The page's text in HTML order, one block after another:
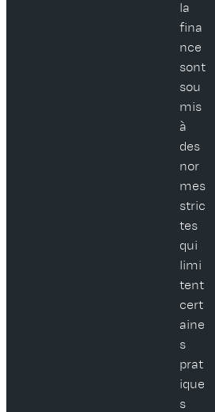
la
fina
nce
sont
sou
mis
à
des
nor
mes
stric
tes
qui
limi
tent
cert
aine
s
prat
ique
s